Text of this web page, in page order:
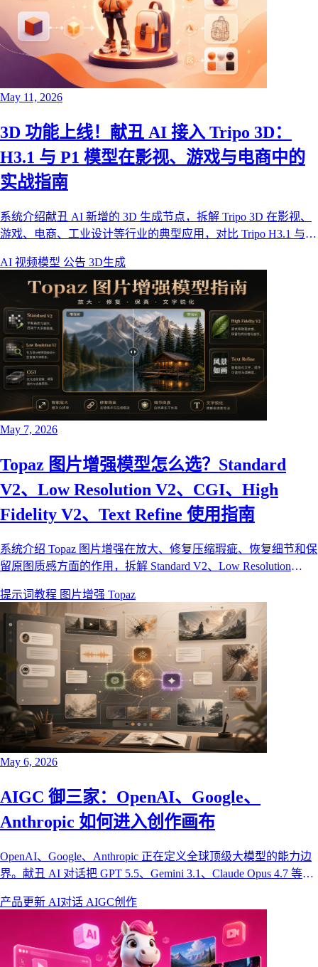
May 11, 2026
3D 功能上线！献丑 AI 接入 Tripo 3D：
H3.1 与 P1 模型在影视、游戏与电商中的
实战指南
系统介绍献丑 AI 新增的 3D 生成节点，拆解 Tripo 3D 在影视、
游戏、电商、工业设计等行业的典型应用，对比 Tripo H3.1 与
文生 3D 与图生 3D。
AI 视频模型 公告 3D生成
May 7, 2026
Topaz 图片增强模型怎么选？Standard
V2、Low Resolution V2、CGI、High
Fidelity V2、Text Refine 使用指南
系统介绍 Topaz 图片增强在放大、修复压缩瑕疵、恢复细节和保
留原图质感方面的作用，拆解 Standard V2、Low Resolution
并演示如何在献丑 AI 画布中使用这些模型。
提示词教程 图片增强 Topaz
May 6, 2026
AIGC 御三家：OpenAI、Google、
Anthropic 如何进入创作画布
OpenAI、Google、Anthropic 正在定义全球顶级大模型的能力边
界。献丑 AI 对话把 GPT 5.5、Gemini 3.1、Claude Opus 4.7 等模
产品更新 AI对话 AIGC创作